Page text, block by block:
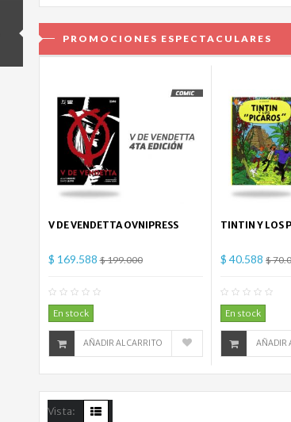
PROMOCIONES ESPECTACULARES
V DE VENDETTA OVNIPRESS
$ 169.588$ 199.000
En stock
AÑADIR AL CARRITO
TINTIN Y LOS
$ 40.588$
En stock
AÑADIR
Vista: